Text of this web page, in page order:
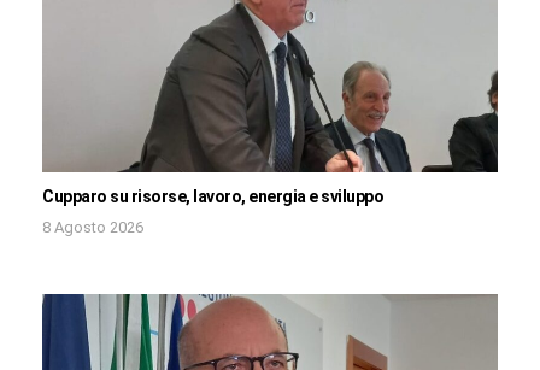
Cupparo su risorse, lavoro, energia e sviluppo
8 Agosto 2026